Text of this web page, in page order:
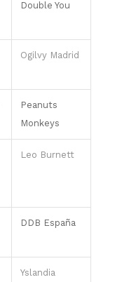
Double You
Ogilvy Madrid
Peanuts
Monkeys
Leo Burnett
DDB España
Yslandia